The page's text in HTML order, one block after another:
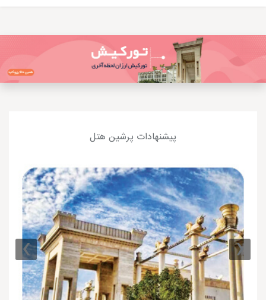
پیشنهادات پرشین هتل
‹
›